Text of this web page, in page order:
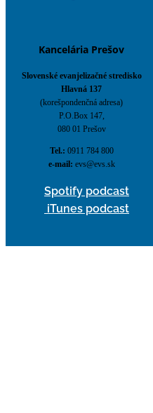
Kancelária Prešov
Slovenské evanjelizačné stredisko
Hlavná 137
(korešpondenčná adresa)
P.O.Box 147,
080 01 Prešov
Tel.: 0911 784 800
e-mail: evs@evs.sk
Spotify podcast
iTunes podcast